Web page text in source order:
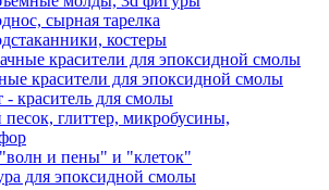
сырная тарелка
костеры
красители для эпоксидной смолы
красители для эпоксидной смолы
краситель для смолы
глиттер, микробусины,
и пены" и "клеток"
для эпоксидной смолы